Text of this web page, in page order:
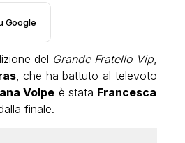
Google
del Grande Fratello Vip,
, che ha battuto al televoto
Volpe è stata Francesca
finale.